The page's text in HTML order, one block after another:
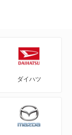
ダイハツ